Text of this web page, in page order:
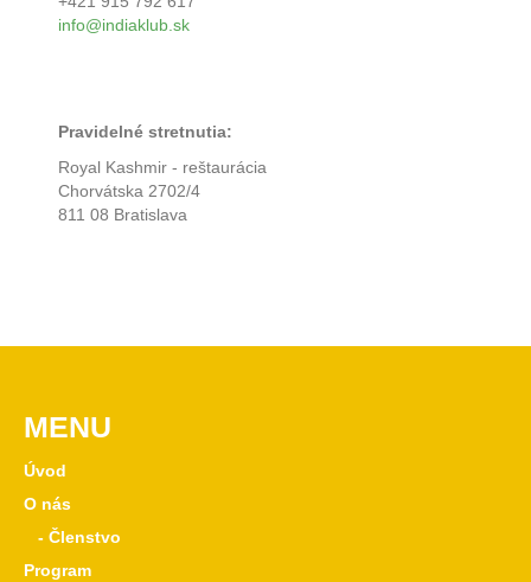
info@indiaklub.sk
Pravidelné stretnutia:
Royal Kashmir - reštaurácia
Chorvátska 2702/4
811 08 Bratislava
MENU
Úvod
O nás
- Členstvo
Program